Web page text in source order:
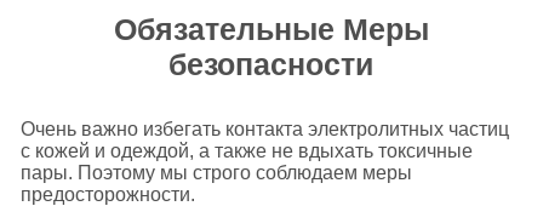
Обязательные Меры
безопасности
Очень важно избегать контакта электролитных частиц
с кожей и одеждой, а также не вдыхать токсичные
пары. Поэтому мы строго соблюдаем меры
предосторожности.